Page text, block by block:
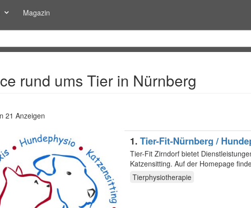
Magazin
rund ums Tier in Nürnberg
21 Anzeigen
1. Tier-Fit-Nürnberg /
Tier-Fit Zirndorf bietet
Katzensitting. Auf der Homepage
Tierphysiotherapie